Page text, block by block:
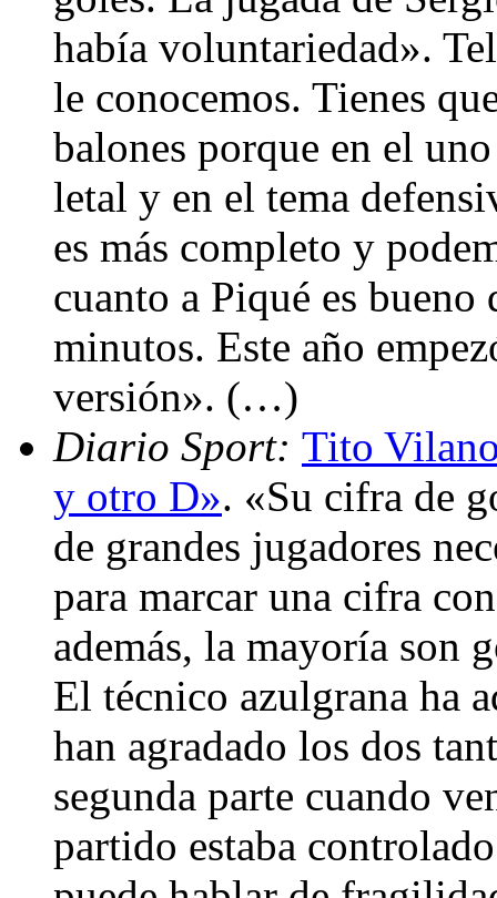
había voluntariedad».
le conocemos. Tienes
balones porque en el
letal y en el tema
es más completo y
cuanto a Piqué es
minutos. Este año
versión». (…)
Diario Sport: Tito
y otro D». «Su cifra de
de grandes jugadores
para marcar una cifra
además, la mayoría son
El técnico azulgrana ha
han agradado los dos
segunda parte cuando
partido estaba